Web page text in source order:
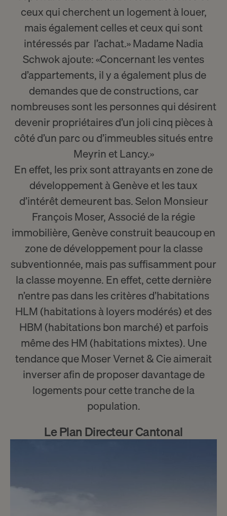
ceux qui cherchentun logement à louer,
mais également celles et ceux qui sont
intéressés par l’achat.» Madame Nadia
Schwok ajoute: «Concernant les ventes
d’appartements, il y a également plus de
demandes que de constructions, car
nombreuses sont les personnes qui désirent
devenir propriétaires d’un joli cinq pièces à
côté d’un parc ou d’immeubles situés entre
Meyrin et Lancy.»
En effet, les prix sont attrayants en zone de
développement à Genève et les taux
d’intérêt demeurent bas. Selon Monsieur
François Moser, Associé de la régie
immobilière, Genève construit beaucoup en
zone de développement pour la classe
subventionnée, mais pas suffisamment pour
la classe moyenne. En effet, cette dernière
n’entre pas dans les critères d’habitations
HLM (habitations à loyers modérés) et des
HBM (habitations bon marché) et parfois
même des HM (habitations mixtes). Une
tendance que Moser Vernet & Cie aimerait
inverser afin de proposer davantage de
logements pour cette tranche de la
population.
Le Plan Directeur Cantonal